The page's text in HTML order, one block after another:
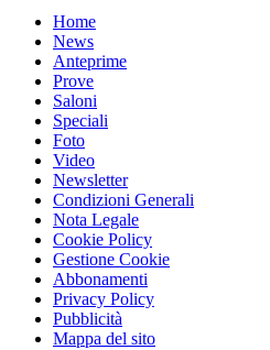
Home
News
Anteprime
Prove
Saloni
Speciali
Foto
Video
Newsletter
Condizioni Generali
Nota Legale
Cookie Policy
Gestione Cookie
Abbonamenti
Privacy Policy
Pubblicità
Mappa del sito